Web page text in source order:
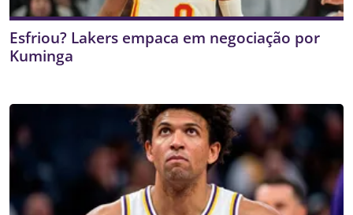
Esfriou? Lakers empaca em negociação por
Kuminga